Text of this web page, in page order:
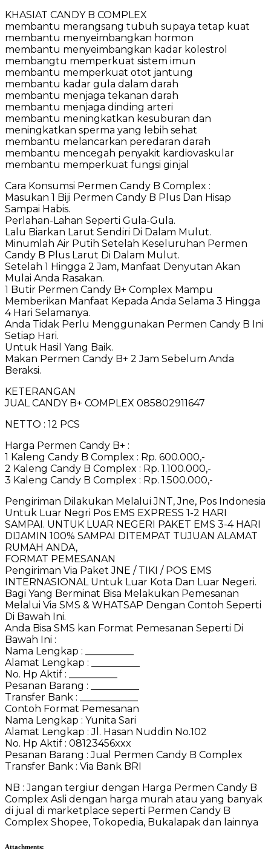
KHASIAT CANDY B COMPLEX
membantu merangsang tubuh supaya tetap kuat
membantu menyeimbangkan hormon
membantu menyeimbangkan kadar kolestrol
membangtu memperkuat sistem imun
membantu memperkuat otot jantung
membantu kadar gula dalam darah
membantu menjaga tekanan darah
membantu menjaga dinding arteri
membantu meningkatkan kesuburan dan
meningkatkan sperma yang lebih sehat
membantu melancarkan peredaran darah
membantu mencegah penyakit kardiovaskular
membantu memperkuat fungsi ginjal
Cara Konsumsi Permen Candy B Complex :
Masukan 1 Biji Permen Candy B Plus Dan Hisap
Sampai Habis.
Perlahan-Lahan Seperti Gula-Gula.
Lalu Biarkan Larut Sendiri Di Dalam Mulut.
Minumlah Air Putih Setelah Keseluruhan Permen
Candy B Plus Larut Di Dalam Mulut.
Setelah 1 Hingga 2 Jam, Manfaat Denyutan Akan
Mulai Anda Rasakan.
1 Butir Permen Candy B+ Complex Mampu
Memberikan Manfaat Kepada Anda Selama 3 Hingga
4 Hari Selamanya.
Anda Tidak Perlu Menggunakan Permen Candy B Ini
Setiap Hari.
Untuk Hasil Yang Baik.
Makan Permen Candy B+ 2 Jam Sebelum Anda
Beraksi.
KETERANGAN
JUAL CANDY B+ COMPLEX 085802911647
NETTO : 12 PCS
Harga Permen Candy B+ :
1 Kaleng Candy B Complex : Rp. 600.000,-
2 Kaleng Candy B Complex : Rp. 1.100.000,-
3 Kaleng Candy B Complex : Rp. 1.500.000,-
Pengiriman Dilakukan Melalui JNT, Jne, Pos Indonesia
Untuk Luar Negri Pos EMS EXPRESS 1-2 HARI
SAMPAI. UNTUK LUAR NEGERI PAKET EMS 3-4 HARI
DIJAMIN 100% SAMPAI DITEMPAT TUJUAN ALAMAT
RUMAH ANDA,
FORMAT PEMESANAN
Pengiriman Via Paket JNE / TIKI / POS EMS
INTERNASIONAL Untuk Luar Kota Dan Luar Negeri.
Bagi Yang Berminat Bisa Melakukan Pemesanan
Melalui Via SMS & WHATSAP Dengan Contoh Seperti
Di Bawah Ini.
Anda Bisa SMS kan Format Pemesanan Seperti Di
Bawah Ini :
Nama Lengkap : __________
Alamat Lengkap : __________
No. Hp Aktif : __________
Pesanan Barang : __________
Transfer Bank : ____________
Contoh Format Pemesanan
Nama Lengkap : Yunita Sari
Alamat Lengkap : Jl. Hasan Nuddin No.102
No. Hp Aktif : 08123456xxx
Pesanan Barang : Jual Permen Candy B Complex
Transfer Bank : Via Bank BRI
NB : Jangan tergiur dengan Harga Permen Candy B
Complex Asli dengan harga murah atau yang banyak
di jual di marketplace seperti Permen Candy B
Complex Shopee, Tokopedia, Bukalapak dan lainnya
Attachments: